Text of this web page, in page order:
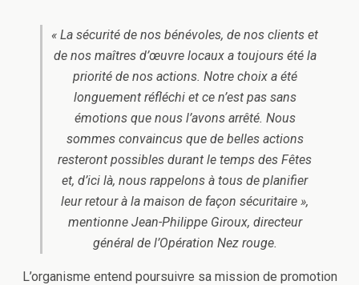
« La sécurité de nos bénévoles, de nos clients et
de nos maîtres d’œuvre locaux a toujours été la
priorité de nos actions. Notre choix a été
longuement réfléchi et ce n’est pas sans
émotions que nous l’avons arrêté. Nous
sommes convaincus que de belles actions
resteront possibles durant le temps des Fêtes
et, d’ici là, nous rappelons à tous de planifier
leur retour à la maison de façon sécuritaire »,
mentionne Jean-Philippe Giroux, directeur
général de l’Opération Nez rouge.
L’organisme entend poursuivre sa mission de promotion